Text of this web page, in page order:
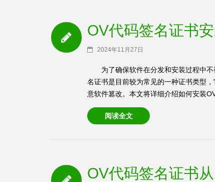
OV代码签名证书
2024年11月27日
为了确保软件在分发和安装过程中
名证书是目前较为常见的一种证书类型
意软件篡改。本文将详细介绍如何安装
阅读全文
OV代码签名证书